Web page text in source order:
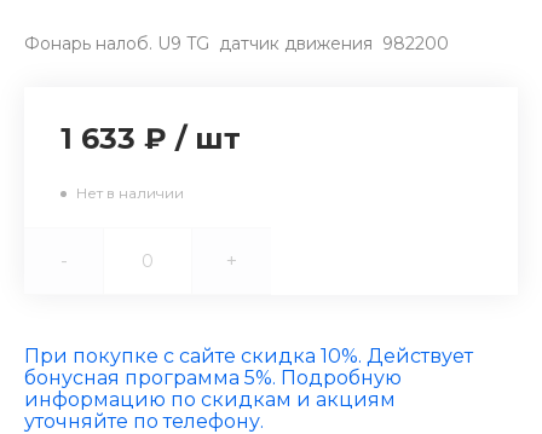
Фонарь налоб. U9 TG датчик движения 982200
1 633 ₽ / шт
Нет в наличии
- +
При покупке с сайте скидка 10%. Действует
бонусная программа 5%. Подробную
информацию по скидкам и акциям
уточняйте по телефону.